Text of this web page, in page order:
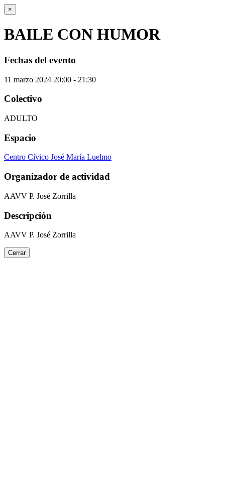
×
BAILE CON HUMOR
Fechas del evento
11 marzo 2024 20:00 - 21:30
Colectivo
ADULTO
Espacio
Centro Cívico José María Luelmo
Organizador de actividad
AAVV P. José Zorrilla
Descripción
AAVV P. José Zorrilla
Cerrar